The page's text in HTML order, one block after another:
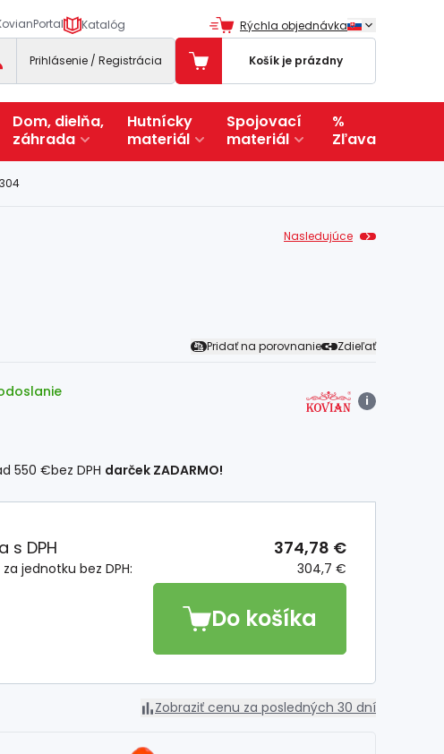
Katalóg Rýchla objednávka
Prihlásenie / Registrácia Košík je prázdny
Dom, dielňa,
záhrada
Hutnícky
materiál
Spojovací
materiál
%
Zľava
Nasledujúce
Pridať na porovnanie Zdieľať
i
550 €bez DPH darček ZADARMO!
jednotku bez DPH: 304,7 €
s DPH 374,78 €
Do košíka
Zobraziť cenu za posledných 30 dní